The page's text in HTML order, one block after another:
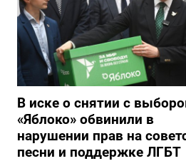
В иске о снятии с
«Яблоко» обвинили в
нарушении прав на
песни и поддержке ЛГБТ